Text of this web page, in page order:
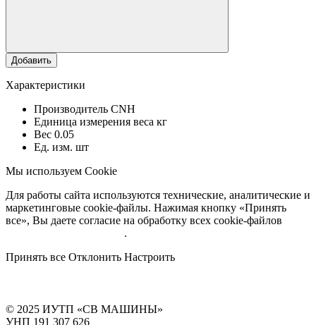
Добавить
Характеристики
Производитель CNH
Единица измерения веса кг
Вес 0.05
Ед. изм. шт
Мы используем Cookie
Для работы сайта используются технические, аналитические и
маркетинговые cookie-файлы. Нажимая кнопку «Принять
все», Вы даете согласие на обработку всех cookie-файлов
.
Принять все Отклонить Настроить
© 2025 ИУТП «СВ МАШИНЫ»
УНП 191 307 626